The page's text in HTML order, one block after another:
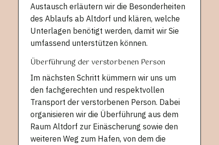
Austausch erläutern wir die Besonderheiten
des Ablaufs ab Altdorf und klären, welche
Unterlagen benötigt werden, damit wir Sie
umfassend unterstützen können.
Überführung der verstorbenen Person
Im nächsten Schritt kümmern wir uns um
den fachgerechten und respektvollen
Transport der verstorbenen Person. Dabei
organisieren wir die Überführung aus dem
Raum Altdorf zur Einäscherung sowie den
weiteren Weg zum Hafen, von dem die